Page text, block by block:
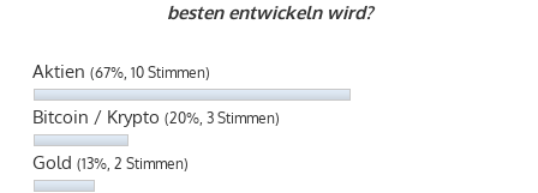
besten entwickeln wird?
Aktien (67%, 10 Stimmen)
Bitcoin / Krypto (20%, 3 Stimmen)
Gold (13%, 2 Stimmen)